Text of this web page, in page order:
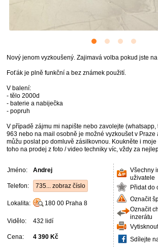
Nový jenom vyzkoušený. Zajimavá volba pokud jste
Foťák je plně funkční a bez známek použití.
V balení:
- tělo 2000d
- baterie a nabiječka
- popruh
V případě zájmu mi napište nebo zavolejte
963 nebo na mail osobně je možné vyzkoušet v Praze
můžu poslat po domluvě zásilkovnou. Koukněte i
toho na prodej z foto / video techniky víc, vždy za
Jméno: Andrej
Telefon: 735... zobraz číslo
Lokalita: 180 00 Praha 8
Vidělo: 432 lidí
Cena: 4 390 Kč
Všechny
uživatele
Přidat do
Označit
Označit
inzerátu
Sdílejte